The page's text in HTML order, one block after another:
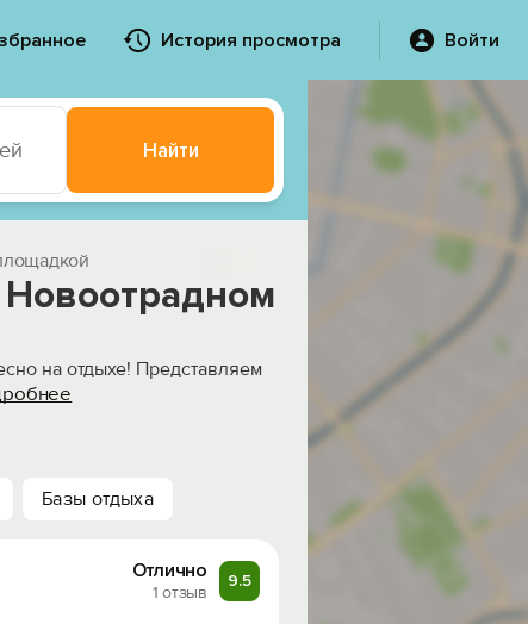
История просмотра Войти
Найти
на отдыхе! Представляем
Базы отдыха
Отлично
1 отзыв
9.5